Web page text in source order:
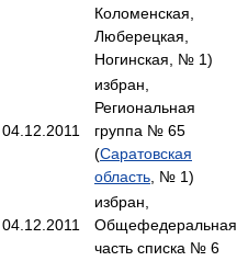
Коломенская,
Люберецкая,
Ногинская, № 1)
04.12.2011
избран,
Региональная
группа № 65
(Саратовская
область , № 1)
04.12.2011
избран,
Общефедеральная
часть списка № 6